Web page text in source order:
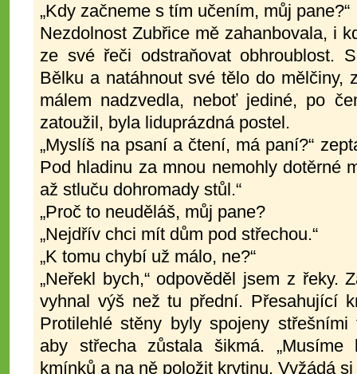
„Kdy začneme s tím učením, můj pane?“
Nezdolnost Zubřice mě zahanbovala, i
ze své řeči odstraňovat obhroublost.
Bělku a natáhnout své tělo do mělčiny,
málem nadzvedla, neboť jediné, po
zatoužil, byla liduprázdná postel.
„Myslíš na psaní a čtení, má paní?“
Pod hladinu za mnou nemohly dotěrné
až stluču dohromady stůl.“
„Proč to neuděláš, můj pane?
„Nejdřív chci mít dům pod střechou.“
„K tomu chybí už málo, ne?“
„Neřekl bych,“ odpověděl jsem z řeky.
vyhnal výš než tu přední. Přesahující
Protilehlé stěny byly spojeny
aby střecha zůstala šikmá.
kmínků a na ně položit krytinu. Vyžádá si